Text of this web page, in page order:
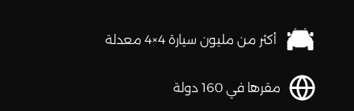
أكثر من مليون سيارة 4×4 معدلة
مقرها في 160 دولة